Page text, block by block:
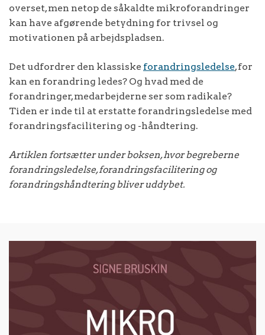
overset, men netop de såkaldte mikroforandringer
kan have afgørende betydning for trivsel og
motivationen på arbejdspladsen.
Det udfordrer den klassiske forandringsledelse, for
kan en forandring ledes? Og hvad med de
forandringer, medarbejderne ser som radikale?
Tiden er inde til at erstatte forandringsledelse med
forandringsfacilitering og -håndtering.
Artiklen fortsætter under boksen, hvor begreberne
forandringsledelse, forandringsfacilitering og
forandringshåndtering bliver uddybet.